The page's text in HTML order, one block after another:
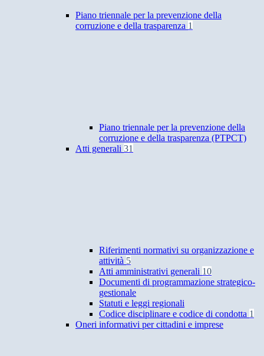
Piano triennale per la prevenzione della
corruzione e della trasparenza 1
Piano triennale per la prevenzione della
corruzione e della trasparenza (PTPCT)
Atti generali 31
Riferimenti normativi su organizzazione e
attività 5
Atti amministrativi generali 10
Documenti di programmazione strategico-
gestionale
Statuti e leggi regionali
Codice disciplinare e codice di condotta 1
Oneri informativi per cittadini e imprese